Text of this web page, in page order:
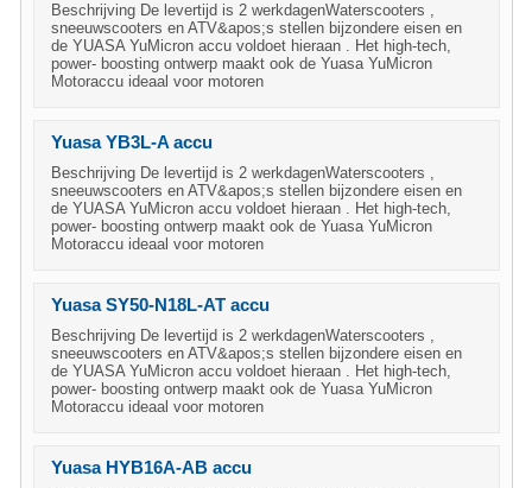
Beschrijving De levertijd is 2 werkdagenWaterscooters ,
sneeuwscooters en ATV&apos;s stellen bijzondere eisen en
de YUASA YuMicron accu voldoet hieraan . Het high-tech,
power- boosting ontwerp maakt ook de Yuasa YuMicron
Motoraccu ideaal voor motoren
Yuasa YB3L-A accu
Beschrijving De levertijd is 2 werkdagenWaterscooters ,
sneeuwscooters en ATV&apos;s stellen bijzondere eisen en
de YUASA YuMicron accu voldoet hieraan . Het high-tech,
power- boosting ontwerp maakt ook de Yuasa YuMicron
Motoraccu ideaal voor motoren
Yuasa SY50-N18L-AT accu
Beschrijving De levertijd is 2 werkdagenWaterscooters ,
sneeuwscooters en ATV&apos;s stellen bijzondere eisen en
de YUASA YuMicron accu voldoet hieraan . Het high-tech,
power- boosting ontwerp maakt ook de Yuasa YuMicron
Motoraccu ideaal voor motoren
Yuasa HYB16A-AB accu